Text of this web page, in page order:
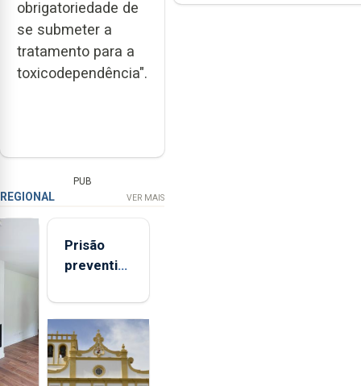
obrigatoriedade de
se submeter a
tratamento para a
toxicodependência".
PUB
REGIONAL VER MAIS
Prisão
preventiva
suspeito
de coação
e
tentativa